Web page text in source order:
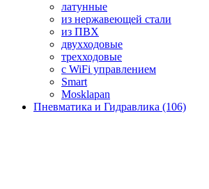
латунные
из нержавеющей стали
из ПВХ
двухходовые
трехходовые
с WiFi управлением
Smart
Mosklapan
Пневматика и Гидравлика (106)